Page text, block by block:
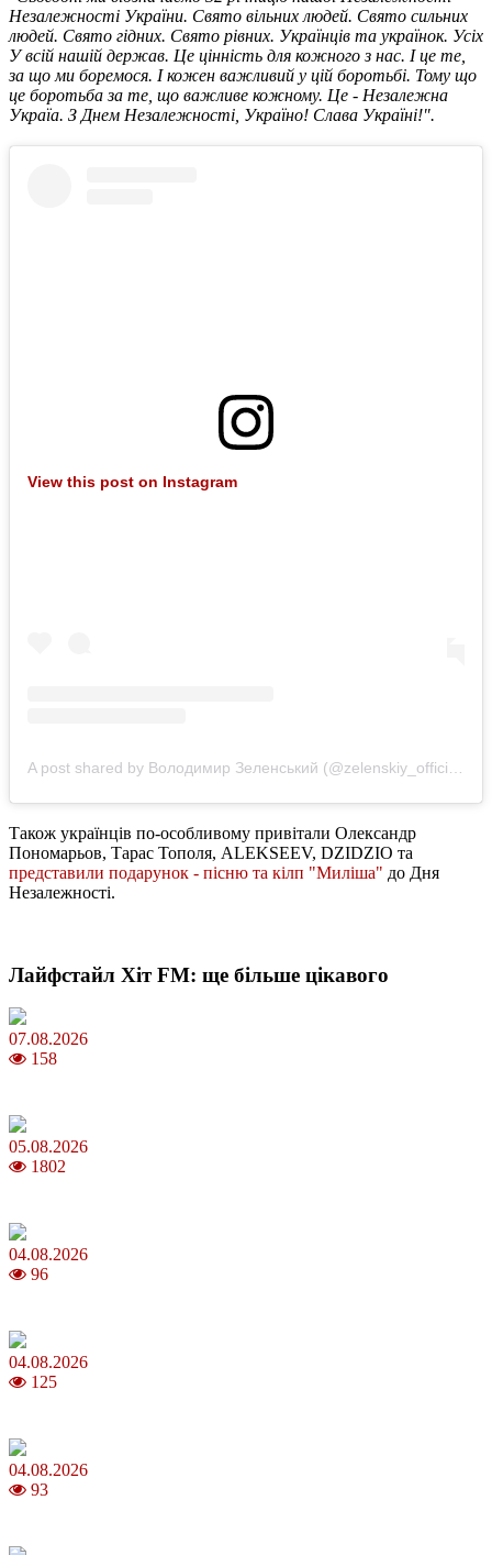
Незалежності України. Свято вільних людей. Свято сильних
людей. Свято гідних. Свято рівних. Українців та українок. Усіх
У всій нашій держав. Це цінність для кожного з нас. І це те,
за що ми боремося. І кожен важливий у цій боротьбі. Тому що
це боротьба за те, що важливе кожному. Це - Незалежна
Україа. З Днем Незалежності, Україно! Слава Україні!".
View this post on Instagram
Також українців по-особливому привітали Олександр
Пономарьов, Тарас Тополя, ALEKSEEV, DZIDZIO та
представили подарунок - пісню та кілп "Миліша" до Дня
Незалежності.
Лайфстайл Хіт FM: ще більше цікавого
07.08.2026
158
05.08.2026
1802
04.08.2026
96
04.08.2026
125
04.08.2026
93